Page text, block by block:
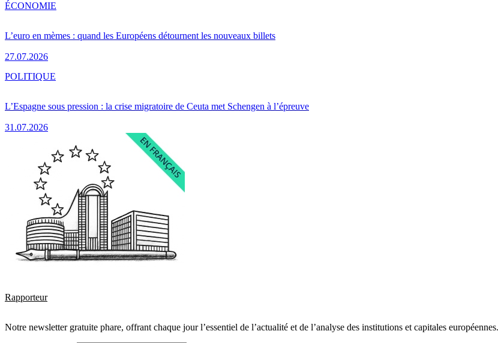
L’euro en mèmes : quand les Européens détournent les nouveaux billets
27.07.2026
ÉCONOMIE
L’Espagne sous pression : la crise migratoire de Ceuta met Schengen à l’épreuve
31.07.2026
POLITIQUE
Rapporteur
Notre newsletter gratuite phare, offrant chaque jour l’essentiel de l’actualité et de l’analyse des institutions et capitales